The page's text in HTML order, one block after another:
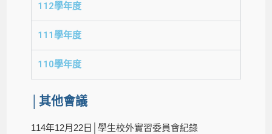
112學年度
111學年度
110學年度
│其他會議
114年12月22日│學生校外實習委員會紀錄